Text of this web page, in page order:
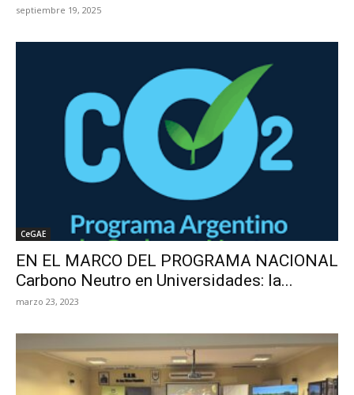
septiembre 19, 2025
CeGAE
EN EL MARCO DEL PROGRAMA NACIONAL
Carbono Neutro en Universidades: la...
marzo 23, 2023